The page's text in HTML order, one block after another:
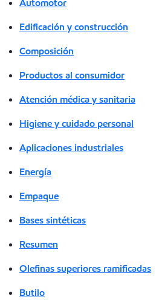
Automotor
Edificación y construcción
Composición
Productos al consumidor
Atención médica y sanitaria
Higiene y cuidado personal
Aplicaciones industriales
Energía
Empaque
Bases sintéticas
Resumen
Olefinas superiores ramificadas
Butilo